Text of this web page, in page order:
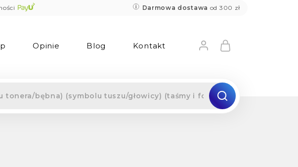
Darmowa dostawa od 300 zł
Opinie Blog Kontakt